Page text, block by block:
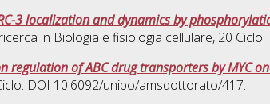
3 localization and dynamics by
in Biologia e fisiologia cellulare, 20
regulation of ABC drug transporters by MYC
DOI 10.6092/unibo/amsdottorato/417.